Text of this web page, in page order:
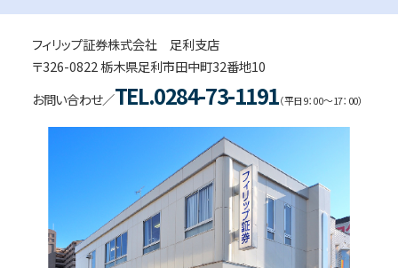
フィリップ証券株式会社 足利支店
〒326-0822 栃木県足利市田中町32番地10
お問い合わせ／TEL.0284-73-1191（平日9：00～17：00）